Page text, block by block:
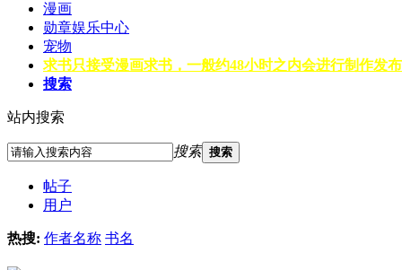
漫画
勋章娱乐中心
宠物
求书只接受漫画求书，一般约48小时之内会进行制作发布
搜索
站内搜索
搜索 搜索
帖子
用户
热搜: 作者名称 书名